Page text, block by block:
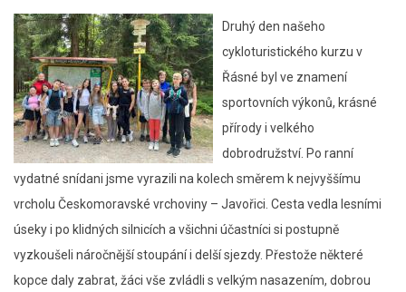
Roštejn,
sportovní
výzvy
a
stezka
odvahy
Druhý den našeho
cykloturistického kurzu v
Řásné byl ve znamení
sportovních výkonů, krásné
přírody i velkého
dobrodružství. Po ranní
vydatné snídani jsme vyrazili na kolech směrem k nejvyššímu
vrcholu Českomoravské vrchoviny – Javořici. Cesta vedla lesními
úseky i po klidných silnicích a všichni účastníci si postupně
vyzkoušeli náročnější stoupání i delší sjezdy. Přestože některé
kopce daly zabrat, žáci vše zvládli s velkým nasazením, dobrou